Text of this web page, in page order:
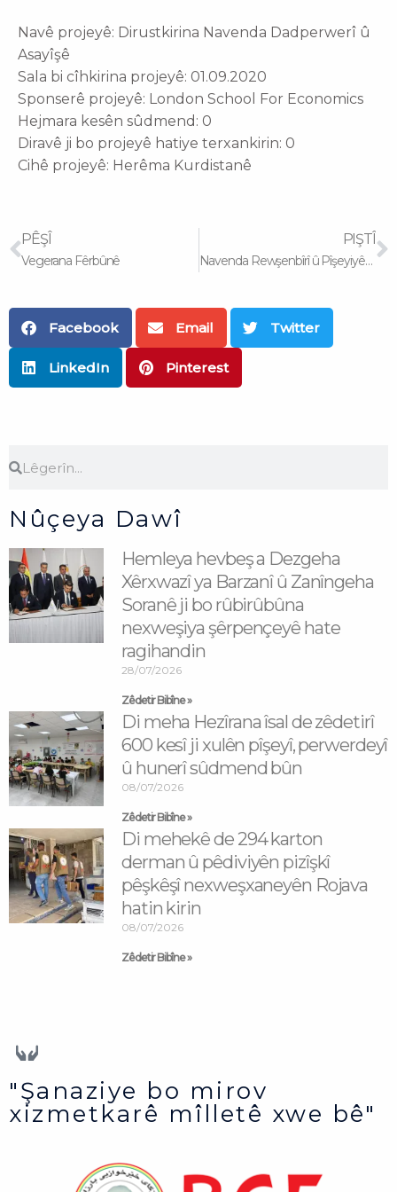
Navê projeyê: Dirustkirina Navenda Dadperwerî û
Asayîşê
Sala bi cîhkirina projeyê: 01.09.2020
Sponserê projeyê: London School For Economics
Hejmara kesên sûdmend: 0
Diravê ji bo projeyê hatiye terxankirin: 0
Cihê projeyê: Herêma Kurdistanê
Prev
PÊŞÎ
Vegerana Fêrbûnê
PIŞTÎ
Navenda Rewşenbîrî û Pîşeyiyên Dezgehê
Facebook Email Twitter
LinkedIn Pinterest
Nûçeya Dawî
Hemleya hevbeş a Dezgeha
Xêrxwazî ya Barzanî û Zanîngeha
Soranê ji bo rûbirûbûna
nexweşiya şêrpençeyê hate
ragihandin
28/07/2026
Zêdetir Bibîne »
Di meha Hezîrana îsal de zêdetirî
600 kesî ji xulên pîşeyî, perwerdeyî
û hunerî sûdmend bûn
08/07/2026
Zêdetir Bibîne »
Di mehekê de 294 karton
derman û pêdiviyên pizîşkî
pêşkêşî nexweşxaneyên Rojava
hatin kirin
08/07/2026
Zêdetir Bibîne »
"Şanaziye bo mirov
xizmetkarê mîlletê xwe bê"